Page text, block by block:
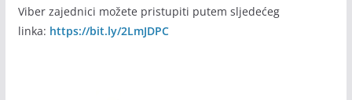
Viber zajednici možete pristupiti putem sljedećeg
linka: https://bit.ly/2LmJDPC